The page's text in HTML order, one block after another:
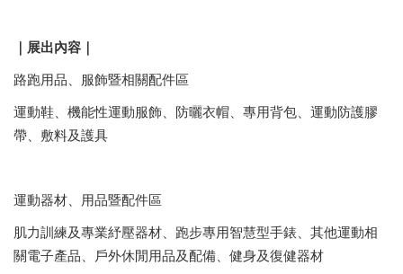
｜展出內容｜
路跑用品、服飾暨相關配件區
運動鞋、機能性運動服飾、防曬衣帽、專用背包、運動防護膠
帶、敷料及護具
運動器材、用品暨配件區
肌力訓練及專業紓壓器材、跑步專用智慧型手錶、其他運動相
關電子產品、戶外休閒用品及配備、健身及復健器材